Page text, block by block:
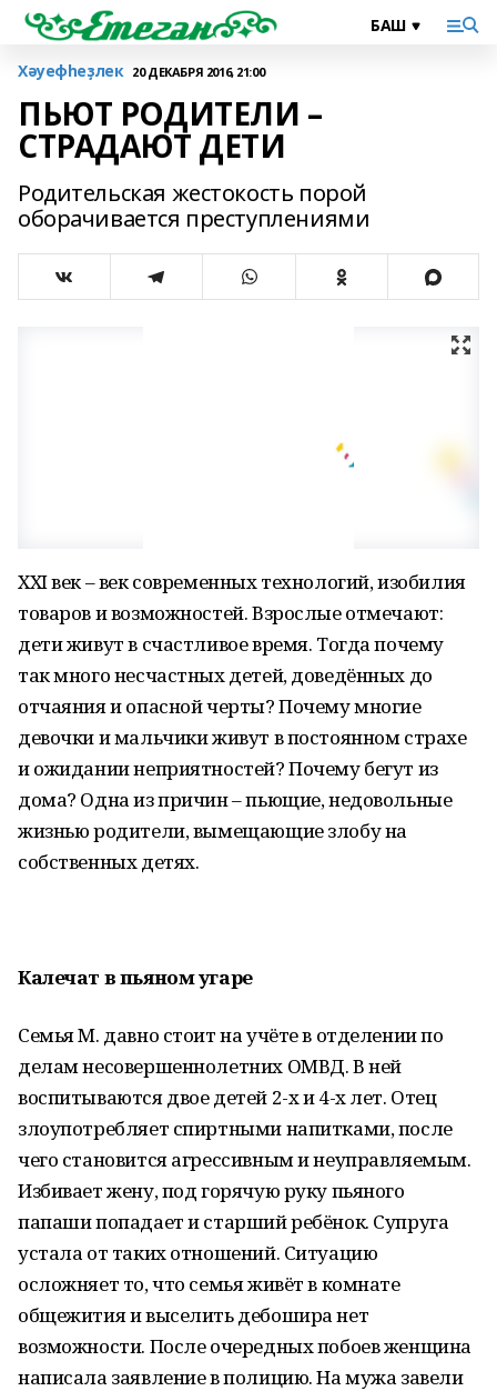
Хәуефһеҙлек 20 ДЕКАБРЯ 2016, 21:00
ПЬЮТ РОДИТЕЛИ –
СТРАДАЮТ ДЕТИ
Родительская жестокость порой
оборачивается преступлениями
XXI век – век современных технологий, изобилия
товаров и возможностей. Взрослые отмечают:
дети живут в счастливое время. Тогда почему
так много несчастных детей, доведённых до
отчаяния и опасной черты? Почему многие
девочки и мальчики живут в постоянном страхе
и ожидании неприятностей? Почему бегут из
дома? Одна из причин – пьющие, недовольные
жизнью родители, вымещающие злобу на
собственных детях.
Калечат в пьяном угаре
Семья М. давно стоит на учёте в отделении по
делам несовершеннолетних ОМВД. В ней
воспитываются двое детей 2-х и 4-х лет. Отец
злоупотребляет спиртными напитками, после
чего становится агрессивным и неуправляемым.
Избивает жену, под горячую руку пьяного
папаши попадает и старший ребёнок. Супруга
устала от таких отношений. Ситуацию
осложняет то, что семья живёт в комнате
общежития и выселить дебошира нет
возможности. После очередных побоев женщина
написала заявление в полицию. На мужа завели